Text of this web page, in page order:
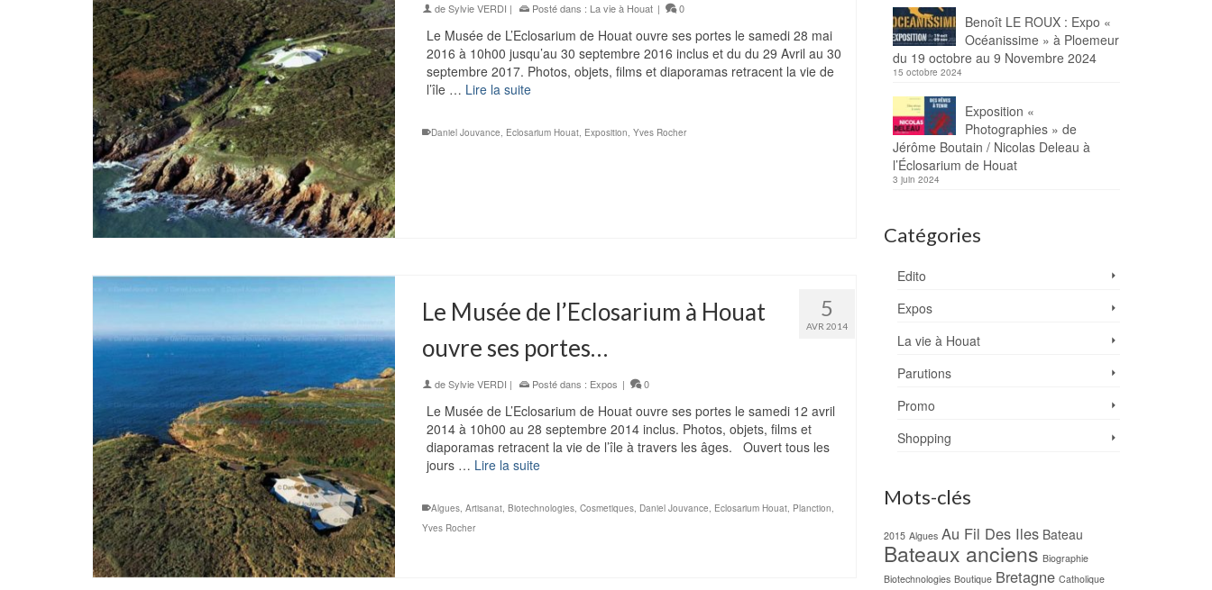
deSylvie VERDI | Posté dans : La vie à Houat | 0
Le Musée de L’Eclosarium de Houat ouvre ses portes le samedi 28 mai
2016 à 10h00 jusqu’au 30 septembre 2016 inclus et du du 29 Avril au 30
septembre 2017. Photos, objets, films et diaporamas retracent la vie de
l’île … Lire la suite
Daniel Jouvance, Eclosarium Houat, Exposition, Yves Rocher
5
AVR 2014
Le Musée de l’Eclosarium à Houat
ouvre ses portes…
deSylvie VERDI | Posté dans : Expos | 0
Le Musée de L’Eclosarium de Houat ouvre ses portes le samedi 12 avril
2014 à 10h00 au 28 septembre 2014 inclus. Photos, objets, films et
diaporamas retracent la vie de l’île à travers les âges. Ouvert tous les
jours … Lire la suite
Algues, Artisanat, Biotechnologies, Cosmetiques, Daniel Jouvance, Eclosarium Houat, Planction,
Yves Rocher
Benoît LE ROUX : Expo «
Océanissime » à Ploemeur
du 19 octobre au 9 Novembre 2024
15 octobre 2024
Exposition «
Photographies » de
Jérôme Boutain / Nicolas Deleau à
l’Éclosarium de Houat
3 juin 2024
Catégories
Edito
Expos
La vie à Houat
Parutions
Promo
Shopping
Mots-clés
2015 Algues Au Fil Des Iles Bateau
Bateaux anciens Biographie
Biotechnologies Boutique Bretagne Catholique